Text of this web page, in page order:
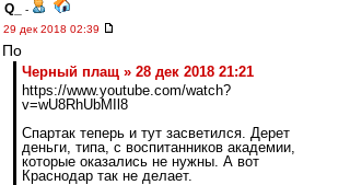
Q_
-
29 дек 2018 02:39
По
Черный плащ » 28 дек 2018 21:21
https://www.youtube.com/watch?
v=wU8RhUbMIl8
Спартак теперь и тут засветился. Дерет
деньги, типа, с воспитанников академии,
которые оказались не нужны. А вот
Краснодар так не делает.